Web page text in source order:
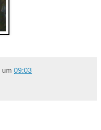
um 09:03